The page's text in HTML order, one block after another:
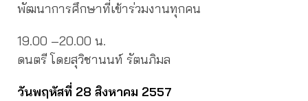
พัฒนาการศึกษาที่เข้าร่วมงานทุกคน
19.00 –20.00 น.
ดนตรี โดยสุวิชานนท์ รัตนภิมล
วันพฤหัสที่ 28 สิงหาคม 2557